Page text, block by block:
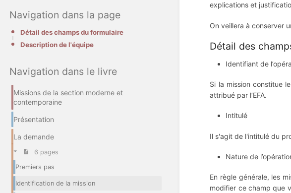
Navigation dans la page
Détail des champs du formulaire
Description de l'équipe
Navigation dans le livre
Missions de la section moderne et
contemporaine
Présentation
La demande
6 pages
Premiers pas
Identification de la mission
explications et
On veillera à conserver
Détail des
Identifiant de
Si la mission constitue
attribué par l’EFA.
Intitulé
Il s'agit de l'intitulé du
Nature de
En règle générale, les
modifier ce champ que